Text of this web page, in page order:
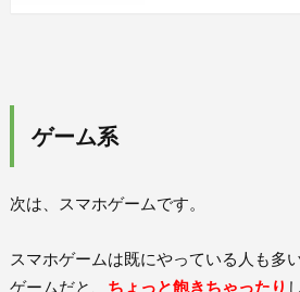
ゲーム系
次は、スマホゲームです。
スマホゲームは既にやっている人も多
ゲームだと、 ちょっと飽きちゃったり